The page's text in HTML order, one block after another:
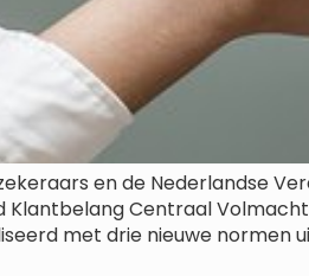
en de Nederlandse
Klantbelang Centraal
met drie nieuwe normen